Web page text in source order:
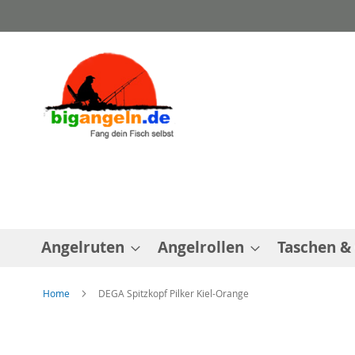
zum
Angelruten Angelrollen Taschen &
Home DEGA Spitzkopf Pilker Kiel-Orange